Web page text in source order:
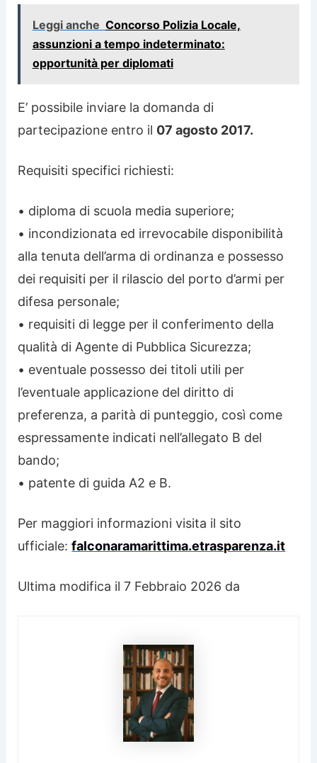
Leggi anche Concorso Polizia Locale,
assunzioni a tempo indeterminato:
opportunità per diplomati
E’ possibile inviare la domanda di
partecipazione entro il 07 agosto 2017.
Requisiti specifici richiesti:
• diploma di scuola media superiore;
• incondizionata ed irrevocabile disponibilità
alla tenuta dell’arma di ordinanza e possesso
dei requisiti per il rilascio del porto d’armi per
difesa personale;
• requisiti di legge per il conferimento della
qualità di Agente di Pubblica Sicurezza;
• eventuale possesso dei titoli utili per
l’eventuale applicazione del diritto di
preferenza, a parità di punteggio, così come
espressamente indicati nell’allegato B del
bando;
• patente di guida A2 e B.
Per maggiori informazioni visita il sito
ufficiale:falconaramarittima.etrasparenza.it
Ultima modifica il 7 Febbraio 2026 da